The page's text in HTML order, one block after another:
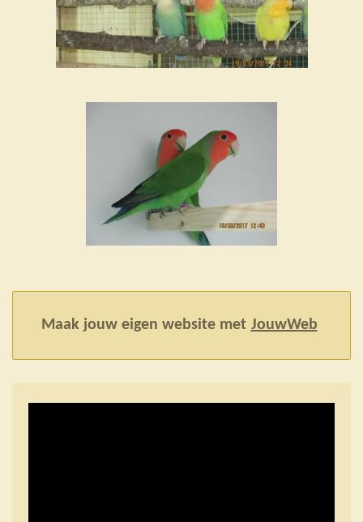
Maak jouw eigen website met JouwWeb